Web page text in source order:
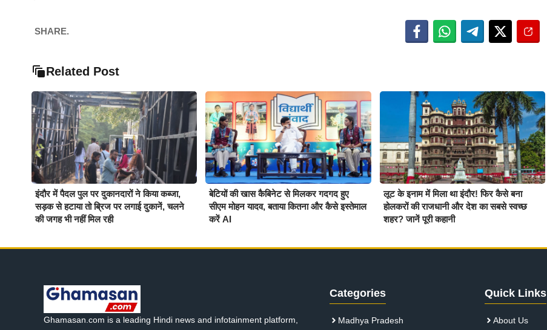
SHARE.
Related Post
इंदौर में पैदल पुल पर दुकानदारों ने किया कब्जा,
सड़क से हटाया तो ब्रिज पर लगाई दुकानें, चलने
की जगह भी नहीं मिल रही
बेटियों की खास कैबिनेट से मिलकर गदगद हुए
सीएम मोहन यादव, बताया कितना और कैसे इस्तेमाल
करें AI
लूट के इनाम में मिला था इंदौर! फिर कैसे बना
होलकरों की राजधानी और देश का सबसे स्वच्छ
शहर? जानें पूरी कहानी
Ghamasan.com is a leading Hindi news and infotainment platform,
Categories
Madhya Pradesh
Quick Links
About Us